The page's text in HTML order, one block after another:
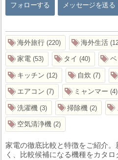
フォローする メッセージを送る
海外旅行 220 海外生活
家電 53 タイ 40
キッチン 12 自炊 7
エアコン 7 ミャンマー 4
洗濯機 3 掃除機 2
空気清浄機 2
家電の徹底比較と特徴をご紹介
く、比較候補になる機種をカタ